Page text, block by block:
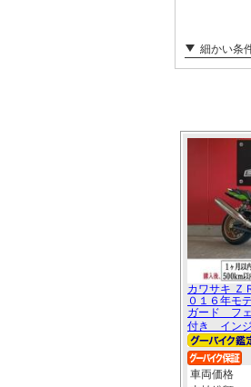
細かい条
カワサキ
０１６年モ
ガード フ
付き イン
車両価格